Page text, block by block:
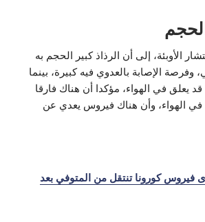
الأوبئة، إلى أن الرذاذ كبير الحجم به
الإصابة بالعدوي فيه كبيرة، بينما
يعلق في الهواء، مؤكدا أن هناك فارقا
في الهواء، وأن هناك فيروس يعدي عن
فيروس كورونا تنتقل من المتوفي بعد